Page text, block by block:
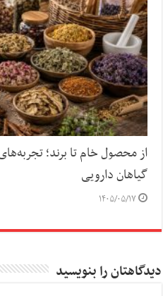
از محصول خام تا برند؛
گیاهان دارویی
۱۴۰۵/۰۵/۱۷
دیدگاهتان را بنویسید